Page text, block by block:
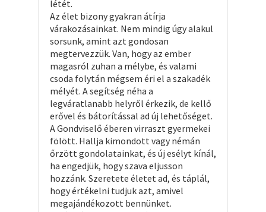
létét.
Az élet bizony gyakran átírja
várakozásainkat. Nem mindig úgy alakul
sorsunk, amint azt gondosan
megtervezzük. Van, hogy az ember
magasról zuhan a mélybe, és valami
csoda folytán mégsem éri el a szakadék
mélyét. A segítség néha a
legváratlanabb helyről érkezik, de kellő
erővel és bátorítással ad új lehetőséget.
A Gondviselő éberen virraszt gyermekei
fölött. Hallja kimondott vagy némán
őrzött gondolatainkat, és új esélyt kínál,
ha engedjük, hogy szava eljusson
hozzánk. Szeretete életet ad, és táplál,
hogy értékelni tudjuk azt, amivel
megajándékozott bennünket.